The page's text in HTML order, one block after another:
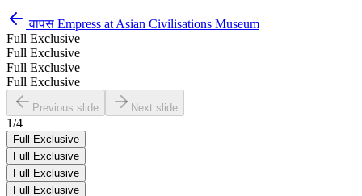
वापस Empress at Asian Civilisations Museum
Full Exclusive
Full Exclusive
Full Exclusive
Full Exclusive
Previous slide Next slide
1/4
Full Exclusive
Full Exclusive
Full Exclusive
Full Exclusive